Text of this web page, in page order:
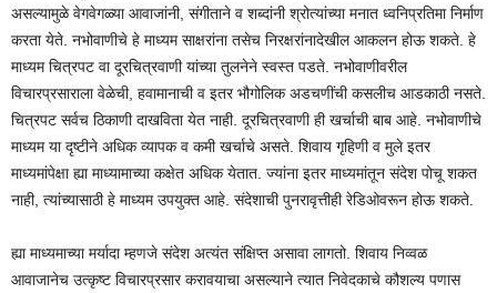
असल्यामुळे वेगवेगळ्या आवाजांनी, संगीताने व शब्दांनी श्रोत्यांच्या मनात ध्वनिप्रतिमा निर्माण
करता येते. नभोवाणीचे हे माध्यम साक्षरांना तसेच निरक्षरांनादेखील आकलन होऊ शकते. हे
माध्यम चित्रपट वा दूरचित्रवाणी यांच्या तुलनेने स्वस्त पडते. नभोवाणीवरील
विचारप्रसाराला वेळेची, हवामानाची व इतर भौगोलिक अडचणींची कसलीच आडकाठी नसते.
चित्रपट सर्वच ठिकाणी दाखविता येत नाही. दूरचित्रवाणी ही खर्चाची बाब आहे. नभोवाणीचे
माध्यम या दृष्टीने अधिक व्यापक व कमी खर्चाचे असते. शिवाय गृहिणी व मुले इतर
माध्यमांपेक्षा ह्या माध्यामाच्या कक्षेत अधिक येतात. ज्यांना इतर माध्यमांतून संदेश पोचू शकत
नाही, त्यांच्यासाठी हे माध्यम उपयुक्त आहे. संदेशाची पुनरावृत्तीही रेडिओवरून होऊ शकते.
ह्या माध्यमाच्या मर्यादा म्हणजे संदेश अत्यंत संक्षिप्त असावा लागतो. शिवाय निव्वळ
आवाजानेच उत्कृष्ट विचारप्रसार करावयाचा असल्याने त्यात निवेदकाचे कौशल्य पणास